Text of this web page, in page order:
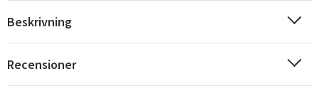
Beskrivning
Recensioner